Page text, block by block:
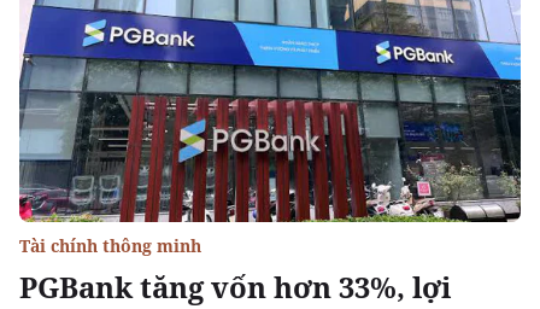
PGBank tăng vốn hơn 33%, lợi
Tài chính thông minh